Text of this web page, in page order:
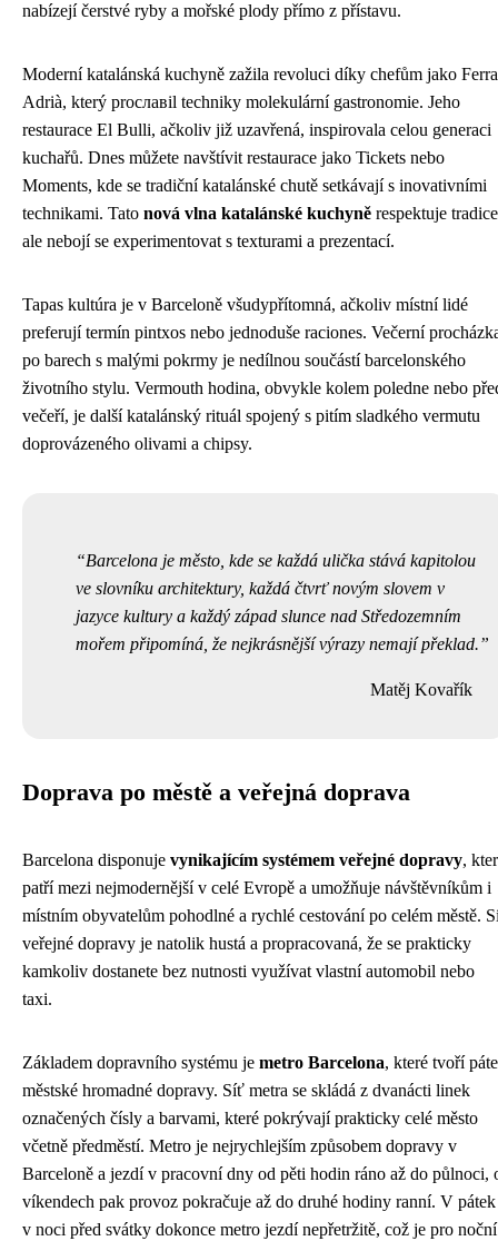
nabízejí čerstvé ryby a mořské plody přímo z přístavu.
Moderní katalánská kuchyně zažila revoluci díky chefům jako
Adrià, který prославil techniky molekulární gastronomie. Jeho
restaurace El Bulli, ačkoliv již uzavřená, inspirovala celou generaci
kuchařů. Dnes můžete navštívit restaurace jako Tickets nebo
Moments, kde se tradiční katalánské chutě setkávají s inovativními
technikami. Tato nová vlna katalánské kuchyně respektuje
ale nebojí se experimentovat s texturami a prezentací.
Tapas kultúra je v Barceloně všudypřítomná, ačkoliv místní lidé
preferují termín pintxos nebo jednoduše raciones. Večerní
po barech s malými pokrmy je nedílnou součástí barcelonského
životního stylu. Vermouth hodina, obvykle kolem poledne nebo
večeří, je další katalánský rituál spojený s pitím sladkého vermutu
doprovázeného olivami a chipsy.
Barcelona je město, kde se každá ulička stává kapitolou
ve slovníku architektury, každá čtvrť novým slovem v
jazyce kultury a každý západ slunce nad Středozemním
mořem připomíná, že nejkrásnější výrazy nemají překlad.
Matěj Kovařík
Doprava po městě a veřejná doprava
Barcelona disponuje vynikajícím systémem veřejné dopravy,
patří mezi nejmodernější v celé Evropě a umožňuje návštěvníkům i
místním obyvatelům pohodlné a rychlé cestování po celém městě.
veřejné dopravy je natolik hustá a propracovaná, že se prakticky
kamkoliv dostanete bez nutnosti využívat vlastní automobil nebo
taxi.
Základem dopravního systému je metro Barcelona, které tvoří
městské hromadné dopravy. Síť metra se skládá z dvanácti linek
označených čísly a barvami, které pokrývají prakticky celé město
včetně předměstí. Metro je nejrychlejším způsobem dopravy v
Barceloně a jezdí v pracovní dny od pěti hodin ráno až do půlnoci,
víkendech pak provoz pokračuje až do druhé hodiny ranní. V pátek
v noci před svátky dokonce metro jezdí nepřetržitě, což je pro noční